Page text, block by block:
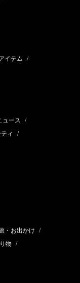
イテム /
ュース /
ィ /
・お出かけ /
物 /